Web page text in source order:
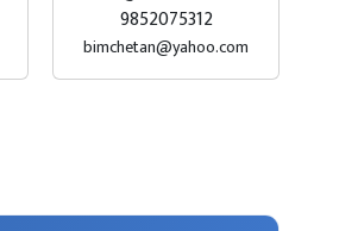
9852075312
bimchetan@yahoo.com